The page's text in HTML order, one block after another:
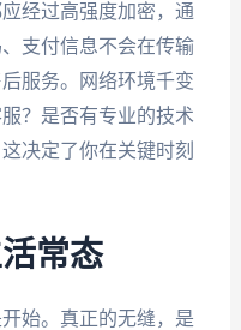
经过高强度加密，通
支付信息不会在传输
服务。网络环境千变
？是否有专业的技术
决定了你在关键时刻
常态
始。真正的无缝，是